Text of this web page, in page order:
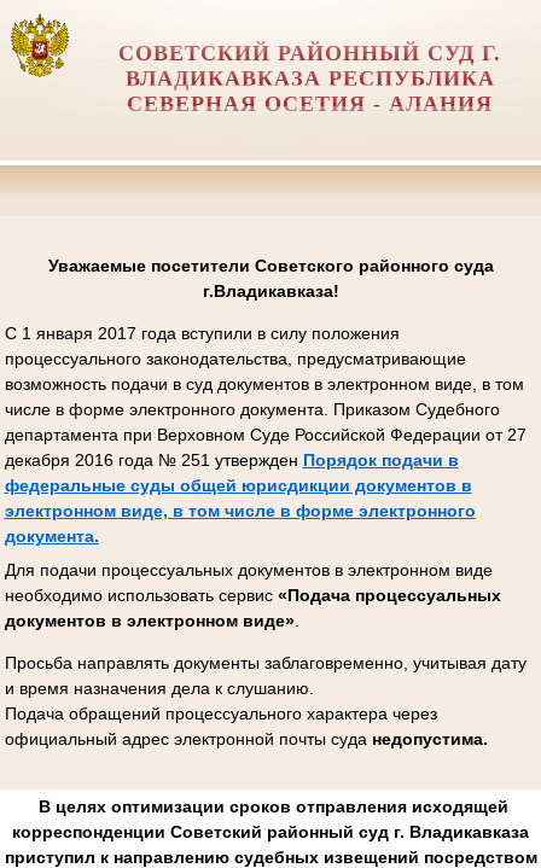
СОВЕТСКИЙ РАЙОННЫЙ СУД Г.
ВЛАДИКАВКАЗА РЕСПУБЛИКА
СЕВЕРНАЯ ОСЕТИЯ - АЛАНИЯ
Уважаемые посетители Советского районного суда
г.Владикавказа!
С 1 января 2017 года вступили в силу положения
процессуального законодательства, предусматривающие
возможность подачи в суд документов в электронном виде, в том
числе в форме электронного документа. Приказом Судебного
департамента при Верховном Суде Российской Федерации от 27
декабря 2016 года № 251 утвержден Порядок подачи в
федеральные суды общей юрисдикции документов в
электронном виде, в том числе в форме электронного
документа.
Для подачи процессуальных документов в электронном виде
необходимо использовать сервис «Подача процессуальных
документов в электронном виде».
Просьба направлять документы заблаговременно, учитывая дату
и время назначения дела к слушанию.
Подача обращений процессуального характера через
официальный адрес электронной почты суда недопустима.
В целях оптимизации сроков отправления исходящей
корреспонденции Советский районный суд г. Владикавказа
приступил к направлению судебных извещений посредством